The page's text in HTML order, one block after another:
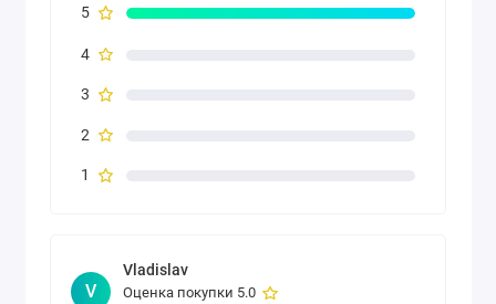
5
4
3
2
1
V
Vladislav
Оценка покупки 5.0